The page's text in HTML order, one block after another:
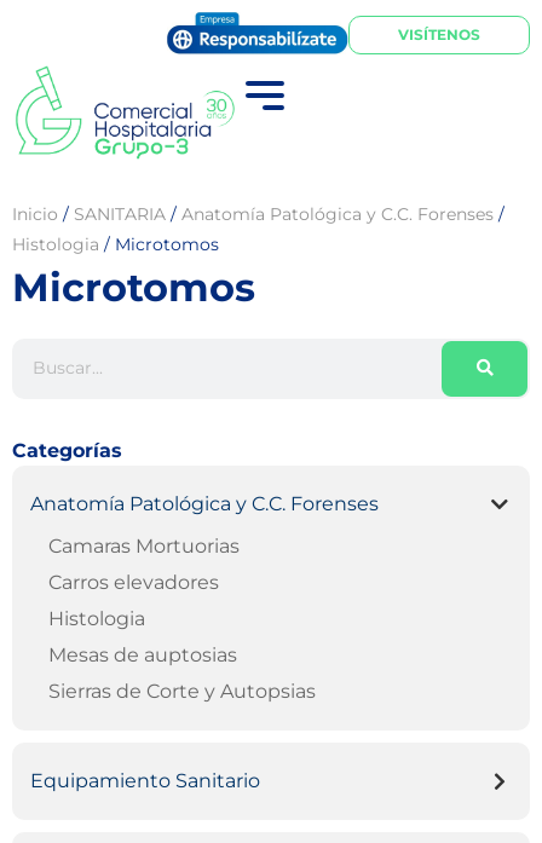
VISÍTENOS
Inicio / SANITARIA / Anatomía Patológica y C.C. Forenses /
Histologia / Microtomos
Microtomos
Categorías
Anatomía Patológica y C.C. Forenses
Camaras Mortuorias
Carros elevadores
Histologia
Mesas de auptosias
Sierras de Corte y Autopsias
Equipamiento Sanitario